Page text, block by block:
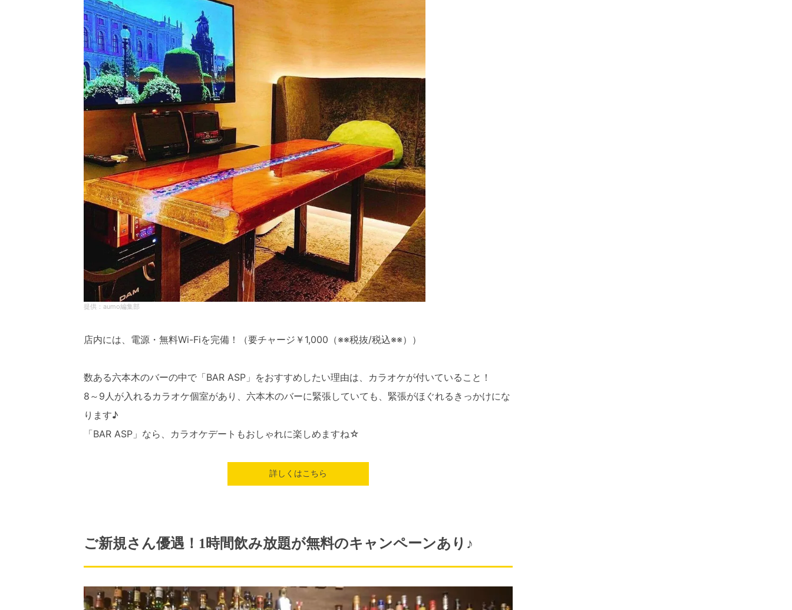
aumo編集部
店内には、電源・無料Wi-Fiを完備！（要チャージ￥1,000（※※税抜/税込※※））
数ある六本木のバーの中で「BAR ASP」をおすすめしたい理由は、カラオケが付いていること！
8～9人が入れるカラオケ個室があり、六本木のバーに緊張していても、緊張がほぐれるきっかけにな
ります♪
「BAR ASP」なら、カラオケデートもおしゃれに楽しめますね☆
詳しくはこちら
ご新規さん優遇！1時間飲み放題が無料のキャンペーンあり♪